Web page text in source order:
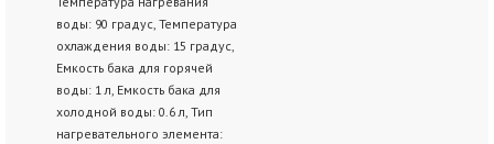
воды: 90 градус, Температура
охлаждения воды: 15 градус,
Емкость бака для горячей
воды: 1 л, Емкость бака для
холодной воды: 0.6 л, Тип
нагревательного элемента: